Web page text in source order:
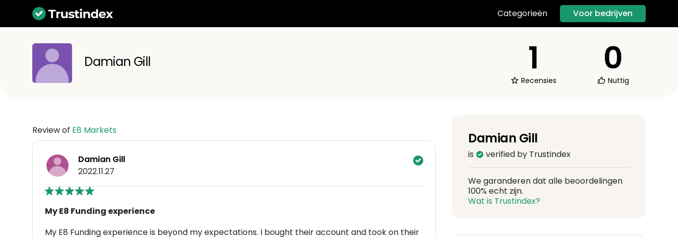
Categorieën Voor bedrijven
Damian Gill 1
Recensies
0
Nuttig
Review of E8 Markets
Damian Gill
2022.11.27
My E8 Funding experience
My E8 Funding experience is beyond my expectations. I bought their account and took on their
Damian Gill
is verified by Trustindex
We garanderen dat alle beoordelingen
100% echt zijn.
Wat is Trustindex?